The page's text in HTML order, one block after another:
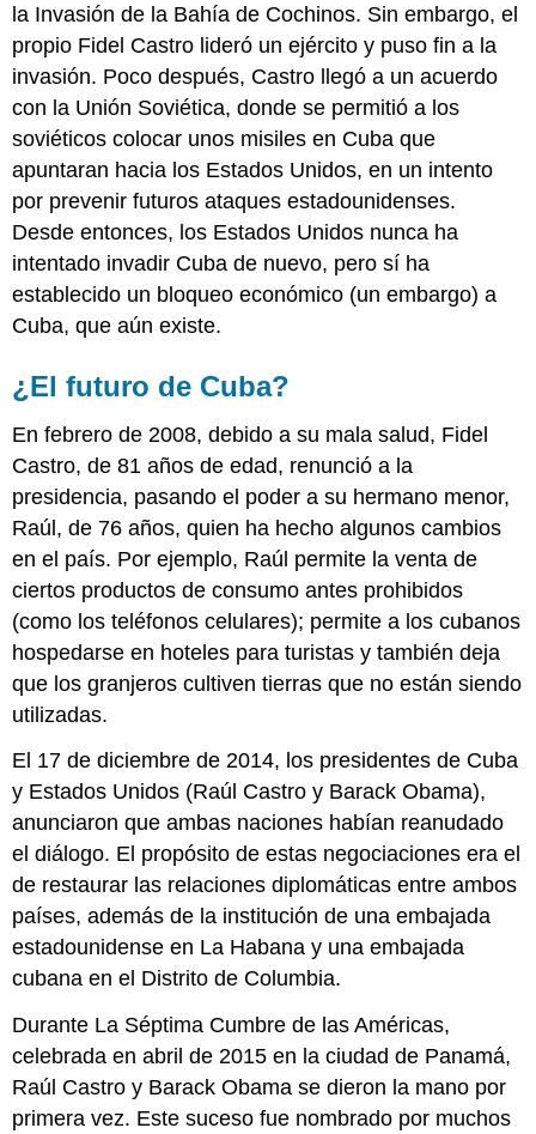
la Invasión de la Bahía de Cochinos. Sin embargo, el
propio Fidel Castro lideró un ejército y puso fin a la
invasión. Poco después, Castro llegó a un acuerdo
con la Unión Soviética, donde se permitió a los
soviéticos colocar unos misiles en Cuba que
apuntaran hacia los Estados Unidos, en un intento
por prevenir futuros ataques estadounidenses.
Desde entonces, los Estados Unidos nunca ha
intentado invadir Cuba de nuevo, pero sí ha
establecido un bloqueo económico (un embargo) a
Cuba, que aún existe.
¿El futuro de Cuba?
En febrero de 2008, debido a su mala salud, Fidel
Castro, de 81 años de edad, renunció a la
presidencia, pasando el poder a su hermano menor,
Raúl, de 76 años, quien ha hecho algunos cambios
en el país. Por ejemplo, Raúl permite la venta de
ciertos productos de consumo antes prohibidos
(como los teléfonos celulares); permite a los cubanos
hospedarse en hoteles para turistas y también deja
que los granjeros cultiven tierras que no están siendo
utilizadas.
El 17 de diciembre de 2014, los presidentes de Cuba
y Estados Unidos (Raúl Castro y Barack Obama),
anunciaron que ambas naciones habían reanudado
el diálogo. El propósito de estas negociaciones era el
de restaurar las relaciones diplomáticas entre ambos
países, además de la institución de una embajada
estadounidense en La Habana y una embajada
cubana en el Distrito de Columbia.
Durante La Séptima Cumbre de las Américas,
celebrada en abril de 2015 en la ciudad de Panamá,
Raúl Castro y Barack Obama se dieron la mano por
primera vez. Este suceso fue nombrado por muchos